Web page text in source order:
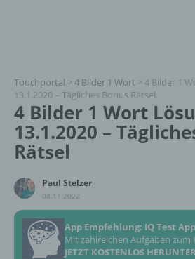
Touchportal > 4 Bilder 1 Wort > 4 Bilder 1
13.1.2020 – Tägliches Bonus Rätsel
4 Bilder 1 Wort
13.1.2020 –
Rätsel
Paul Stelzer
04.11.2022
App Empfehlung: IQ Test App
Mit zahlreichen Aufgaben zum
JETZT KOSTENLOS